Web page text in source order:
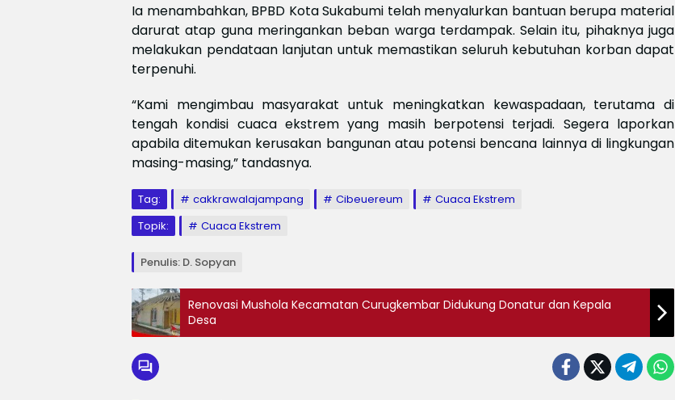
Ia menambahkan, BPBD Kota Sukabumi telah menyalurkan bantuan berupa material
darurat atap guna meringankan beban warga terdampak. Selain itu, pihaknya juga
melakukan pendataan lanjutan untuk memastikan seluruh kebutuhan korban dapat
terpenuhi.
“Kami mengimbau masyarakat untuk meningkatkan kewaspadaan, terutama di
tengah kondisi cuaca ekstrem yang masih berpotensi terjadi. Segera laporkan
apabila ditemukan kerusakan bangunan atau potensi bencana lainnya di lingkungan
masing-masing,” tandasnya.
Tag: cakkrawalajampang Cibeuereum
Cuaca Ekstrem
Topik:
Cuaca Ekstrem
Penulis: D. Sopyan
Renovasi Mushola Kecamatan Curugkembar Didukung Donatur dan Kepala
Desa